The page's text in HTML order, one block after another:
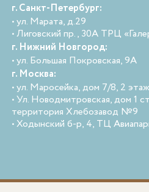
г. Санкт-Петербург:
• ул. Марата, д.29
• Лиговский пр., 30А ТРЦ
г. Нижний Новгород:
• ул. Большая Покровская, 9А
г. Москва:
• ул. Маросейка, дом 7/8, 2 этаж
• Ул. Новодмитровская, дом 1
территория Хлебозавод №9
• Ходынский б-р, 4, ТЦ